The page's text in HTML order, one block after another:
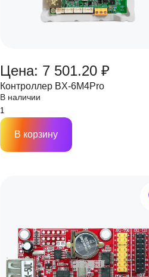
Цена: 7 501.20 ₽
Контроллер BX-6M4Pro
В наличии
В корзину